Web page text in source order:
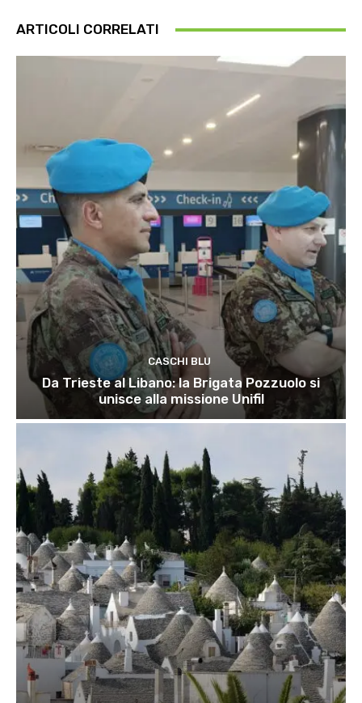
ARTICOLI CORRELATI
CASCHI BLU
Da Trieste al Libano: la Brigata Pozzuolo si
unisce alla missione Unifil